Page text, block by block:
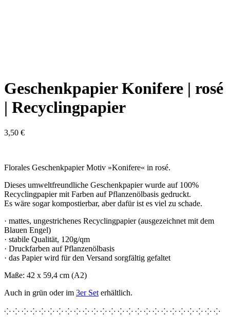
Geschenkpapier Konifere | rosé
| Recyclingpapier
3,50 €
Florales Geschenkpapier Motiv »Konifere« in rosé.
Dieses umweltfreundliche Geschenkpapier wurde auf 100%
Recyclingpapier mit Farben auf Pflanzenölbasis gedruckt.
Es wäre sogar kompostierbar, aber dafür ist es viel zu schade.
· mattes, ungestrichenes Recyclingpapier (ausgezeichnet mit dem
Blauen Engel)
· stabile Qualität, 120g/qm
· Druckfarben auf Pflanzenölbasis
· das Papier wird für den Versand sorgfältig gefaltet
Maße: 42 x 59,4 cm (A2)
Auch in grün oder im 3er Set erhältlich.
⁘ ⁘ ⁘ ⁘ ⁘ ⁘ ⁘ ⁘ ⁘ ⁘ ⁘ ⁘ ⁘ ⁘ ⁘ ⁘ ⁘ ⁘ ⁘ ⁘ ⁘ ⁘ ⁘ ⁘ ⁘